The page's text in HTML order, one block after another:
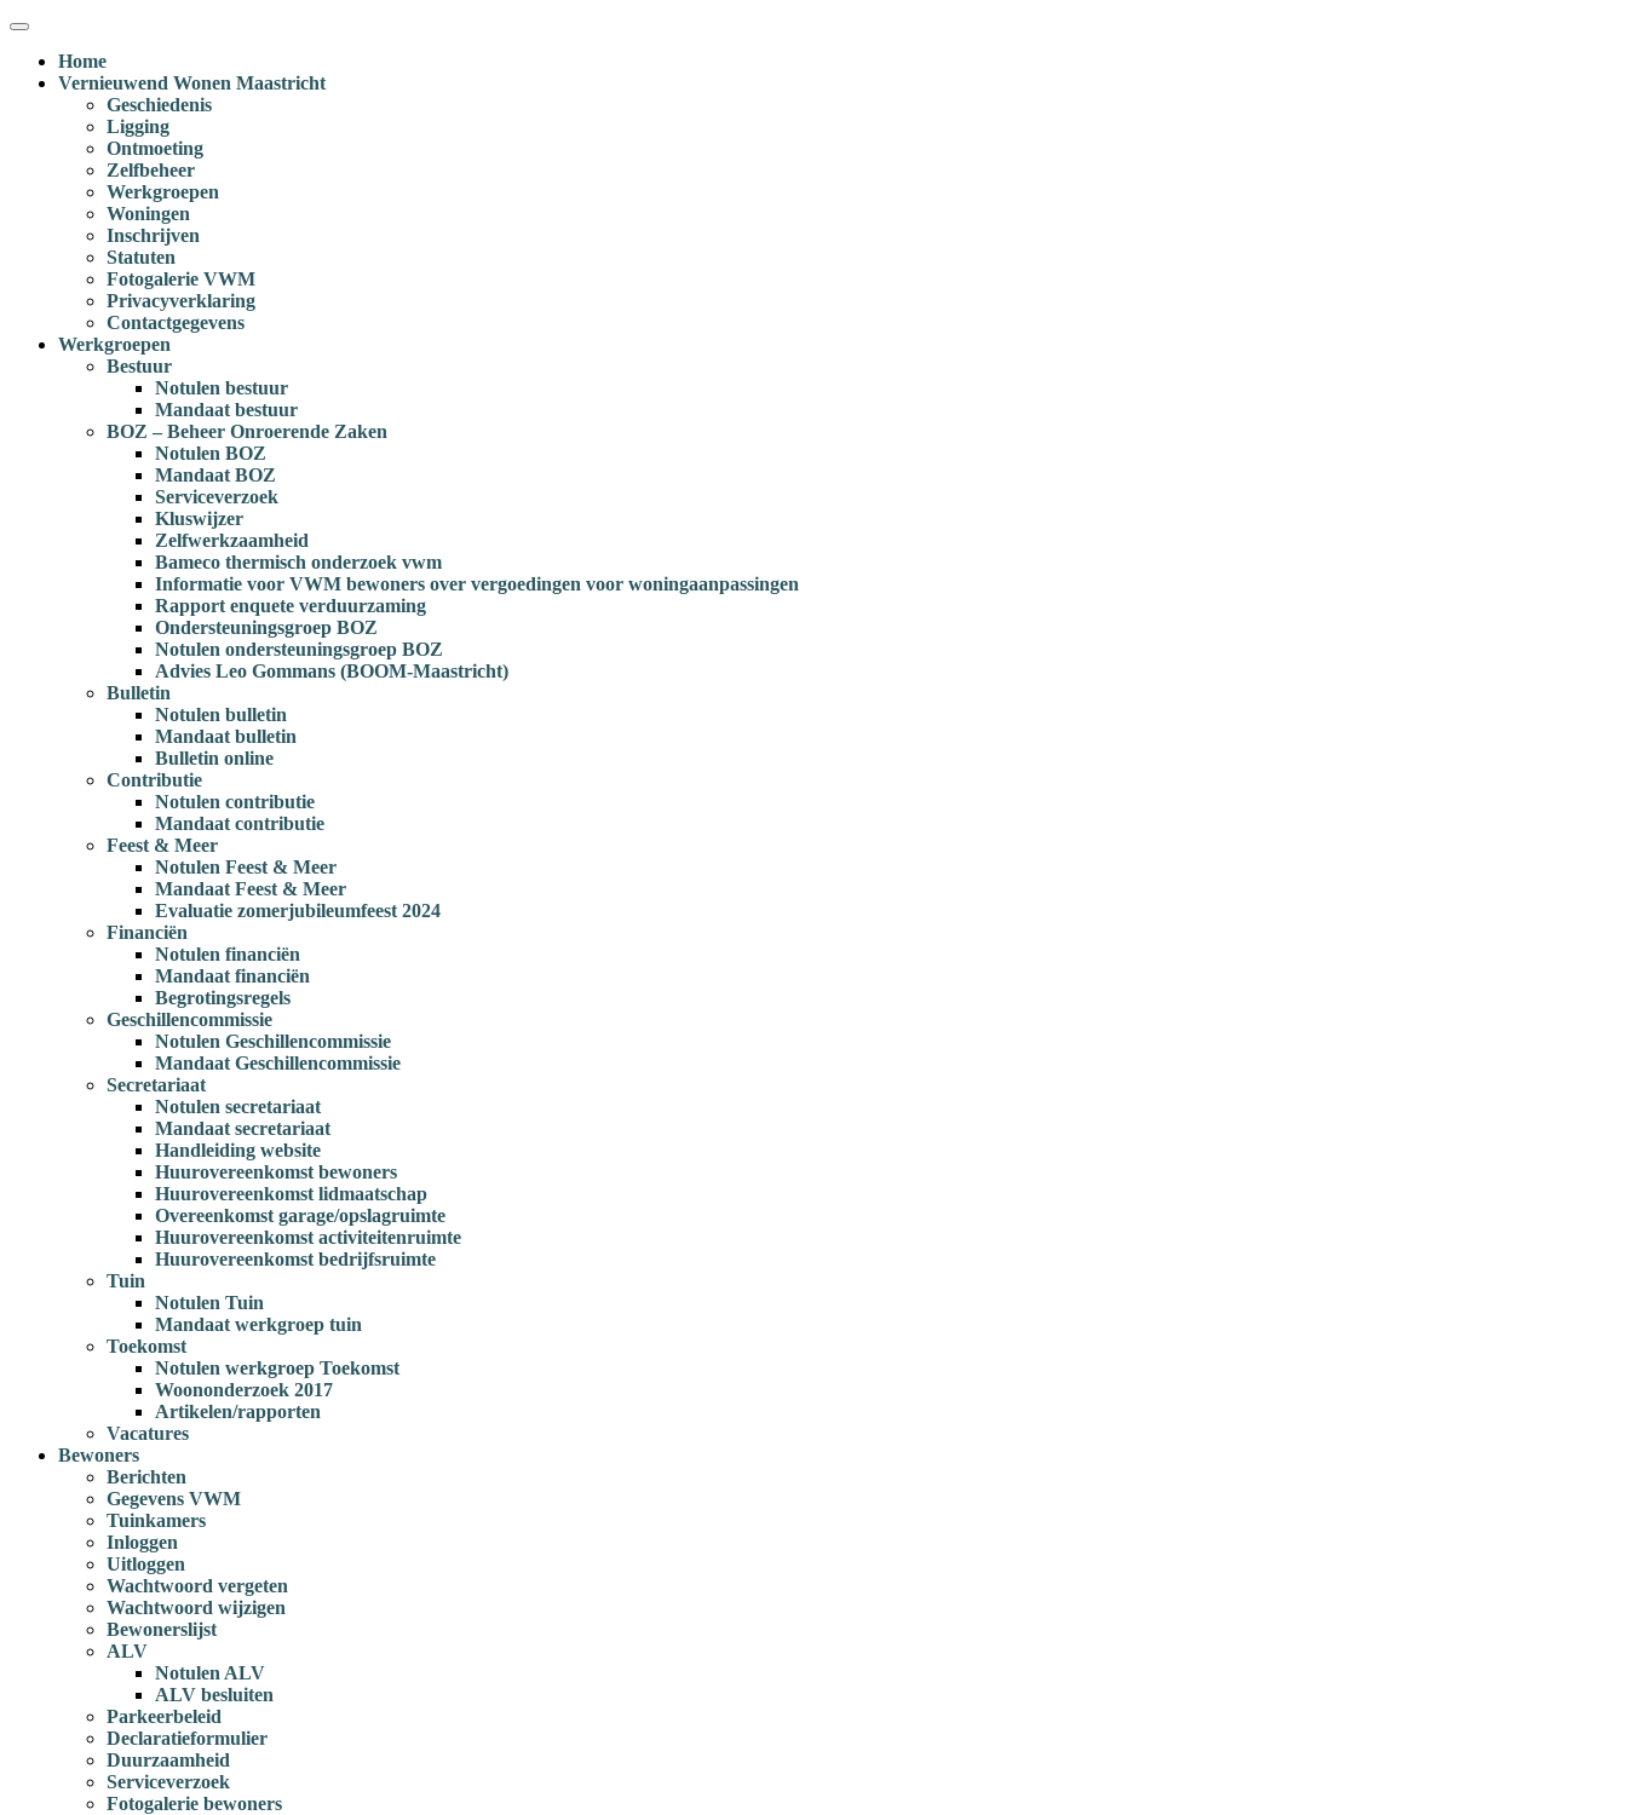
Ga
inhoud
Menu
Home
Vernieuwend Wonen Maastricht
Geschiedenis
Ligging
Ontmoeting
Zelfbeheer
Werkgroepen
Woningen
Inschrijven
Statuten
Fotogalerie VWM
Privacyverklaring
Contactgegevens
Werkgroepen
Bestuur
Notulen bestuur
Mandaat bestuur
BOZ – Beheer Onroerende Zaken
Notulen BOZ
Mandaat BOZ
Serviceverzoek
Kluswijzer
Zelfwerkzaamheid
Bameco thermisch onderzoek vwm
Informatie voor VWM bewoners over vergoedingen voor woningaanpassingen
Rapport enquete verduurzaming
Ondersteuningsgroep BOZ
Notulen ondersteuningsgroep BOZ
Advies Leo Gommans (BOOM-Maastricht)
Bulletin
Notulen bulletin
Mandaat bulletin
Bulletin online
Contributie
Notulen contributie
Mandaat contributie
Feest & Meer
Notulen Feest & Meer
Mandaat Feest & Meer
Evaluatie zomerjubileumfeest 2024
Financiën
Notulen financiën
Mandaat financiën
Begrotingsregels
Geschillencommissie
Notulen Geschillencommissie
Mandaat Geschillencommissie
Secretariaat
Notulen secretariaat
Mandaat secretariaat
Handleiding website
Huurovereenkomst bewoners
Huurovereenkomst lidmaatschap
Overeenkomst garage/opslagruimte
Huurovereenkomst activiteitenruimte
Huurovereenkomst bedrijfsruimte
Tuin
Notulen Tuin
Mandaat werkgroep tuin
Toekomst
Notulen werkgroep Toekomst
Woononderzoek 2017
Artikelen/rapporten
Vacatures
Bewoners
Berichten
Gegevens VWM
Tuinkamers
Inloggen
Uitloggen
Wachtwoord vergeten
Wachtwoord wijzigen
Bewonerslijst
ALV
Notulen ALV
ALV besluiten
Parkeerbeleid
Declaratieformulier
Duurzaamheid
Serviceverzoek
Fotogalerie bewoners